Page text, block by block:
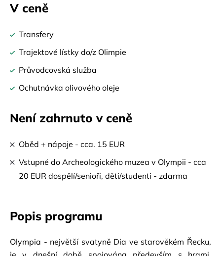
V ceně
Transfery
Trajektové lístky do/z Olimpie
Průvodcovská služba
Ochutnávka olivového oleje
Není zahrnuto v ceně
Oběd + nápoje - cca. 15 EUR
Vstupné do Archeologického muzea v Olympii - cca
20 EUR dospělí/senioři, děti/studenti - zdarma
Popis programu
Olympia - největší svatyně Dia ve starověkém Řecku,